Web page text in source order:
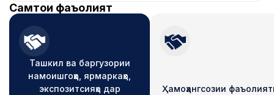
Самтҳои фаъолият
Ташкил ва баргузории
намоишгоҳҳо, ярмаркаҳо,
экспозитсияҳо дар
Ҳамоҳангсозии